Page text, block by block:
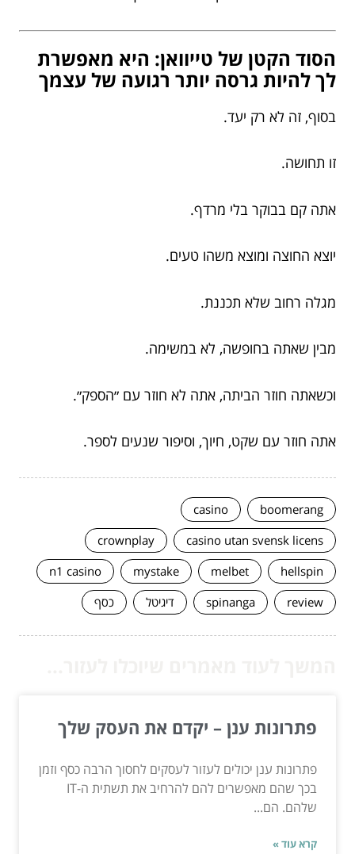
הסוד הקטן של טייוואן: היא מאפשרת
לך להיות גרסה יותר רגועה של עצמך
בסוף, זה לא רק יעד.
זו תחושה.
אתה קם בבוקר בלי מרדף.
יוצא החוצה ומוצא משהו טעים.
מגלה רחוב שלא תכננת.
מבין שאתה בחופשה, לא במשימה.
וכשאתה חוזר הביתה, אתה לא חוזר עם ״הספק״.
אתה חוזר עם שקט, חיוך, וסיפור שנעים לספר.
boomerang
casino
casino utan svensk licens
crownplay
hellspin
melbet
mystake
n1 casino
review
spinanga דיגיטל כסף
פתרונות ענן – יקדם את העסק שלך
פתרונות ענן יכולים לעזור לעסקים לחסוך הרבה כסף וזמן
בכך שהם מאפשרים להם להרחיב את תשתית ה-IT
שלהם. הם...
קרא עוד »